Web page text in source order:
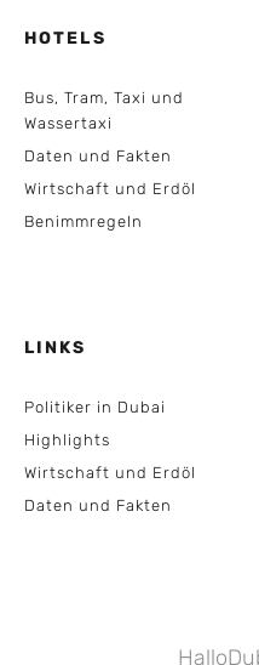
HOTELS
Bus, Tram, Taxi und
Wassertaxi
Daten und Fakten
Wirtschaft und Erdöl
Benimmregeln
LINKS
Politiker in Dubai
Highlights
Wirtschaft und Erdöl
Daten und Fakten